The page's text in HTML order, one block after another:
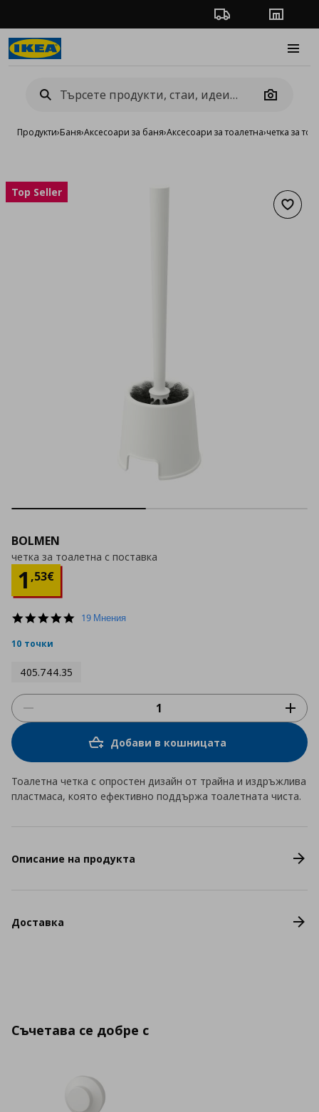
Проследяване на
Camera
Продукти›Баня›Аксесоари за баня›Аксесоари за тоалетна›четка за
Top Seller
BOLMEN
четка за тоалетна с поставка
1 ,53€
Цена
4.9
19 Мнения
10 точки
405.744.35
Добави в кошницата
Тоалетна четка с опростен дизайн от трайна и издръжлива
пластмаса, която ефективно поддържа тоалетната чиста.
Описание на продукта
Доставка
Съчетава се добре с